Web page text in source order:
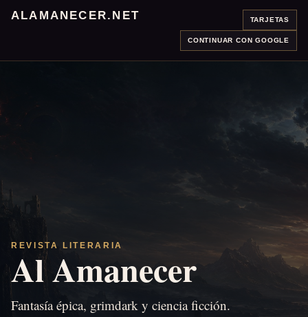
ALAMANECER.NET TARJETAS
CONTINUAR CON GOOGLE
REVISTA LITERARIA
Al Amanecer
Fantasía épica, grimdark y ciencia ficción.